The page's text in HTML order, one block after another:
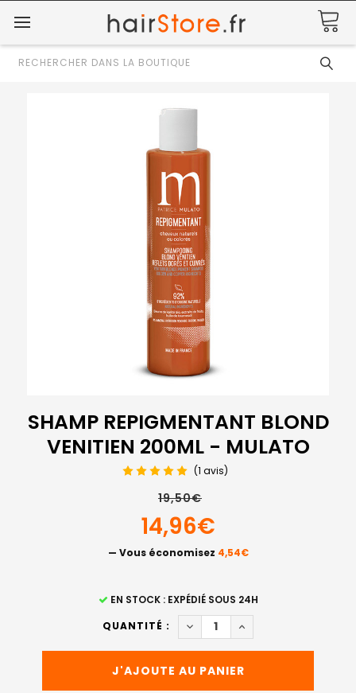
Rechercher
SHAMP REPIGMENTANT BLOND
VENITIEN 200ML - MULATO
(1 avis)
19,50€
14,96€
— Vous économisez 4,54€
EN STOCK : EXPÉDIÉ SOUS 24H
QUANTITÉ :
DIMINUER LA QUANTITÉ DE
AUGMENTER LA